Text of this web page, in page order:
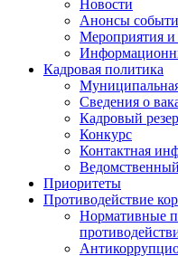
Новости
Анонсы
Мероприятия и
Кадровая политика
Сведения о
Кадровый
Конкурс
Контактная
Приоритеты
Противодействие
Нормативные